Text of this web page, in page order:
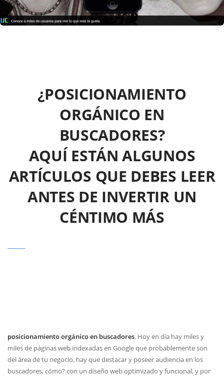
¿POSICIONAMIENTO
ORGÁNICO EN
BUSCADORES?
AQUÍ ESTÁN ALGUNOS
ARTÍCULOS QUE DEBES LEER
ANTES DE INVERTIR UN
CÉNTIMO MÁS
posicionamiento orgánico en buscadores. Hoy en día hay miles y
miles de páginas web indexadas en Google que probablemente son
del área de tu negocio, hay que destacar y poseer audiencia en los
buscadores, cómo? con un diseño web optimizado y funcional, y por